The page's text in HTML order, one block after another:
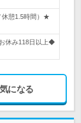
休憩1.5時間）★
休み118日以上◆
気になる